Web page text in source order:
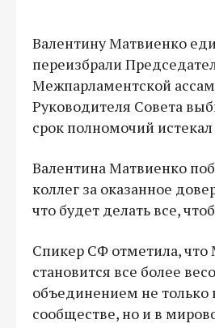
Валентину Матвиенко
переизбрали
Межпарламентской
Руководителя Совета
срок полномочий
Валентина Матвиенко
коллег за оказанное
что будет делать все,
Спикер СФ отметила,
становится все более
объединением не только
сообществе, но и в